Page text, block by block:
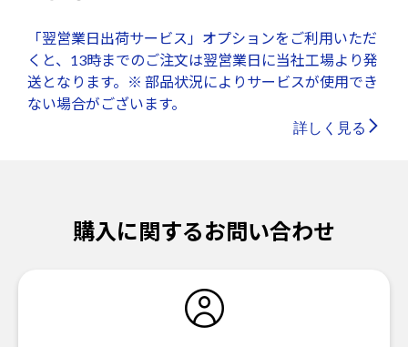
「翌営業日出荷サービス」オプションをご利用いただ
くと、13時までのご注文は翌営業日に当社工場より発
送となります。※ 部品状況によりサービスが使用でき
ない場合がございます。
詳しく見る
購入に関するお問い合わせ